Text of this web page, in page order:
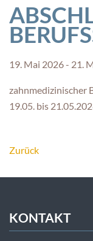
19. Mai 2026 - 21.
zahnmedizinischer
19.05. bis
Zurück
KONTAKT